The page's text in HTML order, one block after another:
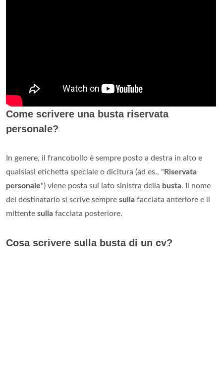
Come scrivere una busta riservata
personale?
In genere, il francobollo è sempre posto a destra in alto e
qualsiasi etichetta speciale o dicitura (ad es., " Riservata
personale") viene posta sul lato sinistra della busta. Il nome
del destinatario si scrive sempre sulla facciata anteriore e il
mittente sulla facciata posteriore.
Cosa scrivere sulla busta di un cv?